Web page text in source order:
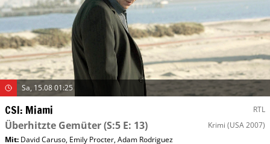
Sa, 15.08 01:25
CSI: Miami RTL
Überhitzte Gemüter(S:5 E: 13) Krimi (USA 2007)
Mit: David Caruso, Emily Procter,Adam Rodriguez